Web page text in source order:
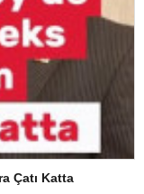
Çatı Katta